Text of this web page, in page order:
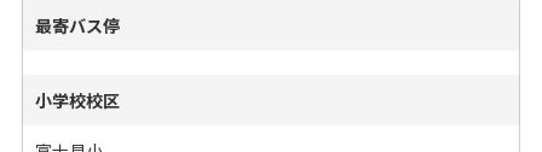
最寄バス停
小学校校区